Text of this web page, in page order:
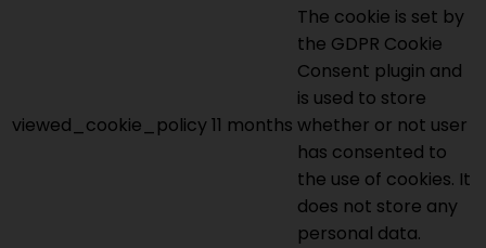
viewed_cookie_policy11 months
The cookie is set by
the GDPR Cookie
Consent plugin and
is used to store
whether or not user
has consented to
the use of cookies. It
does not store any
personal data.